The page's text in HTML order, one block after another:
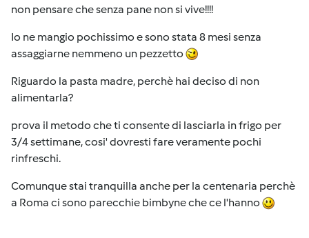
non pensare che senza pane non si vive!!!!
Io ne mangio pochissimo e sono stata 8 mesi senza
assaggiarne nemmeno un pezzetto
Riguardo la pasta madre, perchè hai deciso di non
alimentarla?
prova il metodo che ti consente di lasciarla in frigo per
3/4 settimane, cosi' dovresti fare veramente pochi
rinfreschi.
Comunque stai tranquilla anche per la centenaria perchè
a Roma ci sono parecchie bimbyne che ce l'hanno